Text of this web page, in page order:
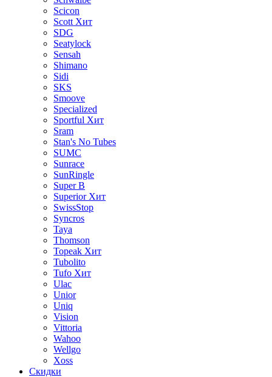
Scicon
Scott Хит
SDG
Seatylock
Sensah
Shimano
Sidi
SKS
Smoove
Specialized
Sportful Хит
Sram
Stan's No Tubes
SUMC
Sunrace
SunRingle
Super B
Superior Хит
SwissStop
Syncros
Taya
Thomson
Topeak Хит
Tubolito
Tufo Хит
Ulac
Unior
Uniq
Vision
Vittoria
Wahoo
Wellgo
Xoss
Скидки